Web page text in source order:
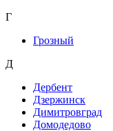
Г
Грозный
Д
Дербент
Дзержинск
Димитровград
Домодедово